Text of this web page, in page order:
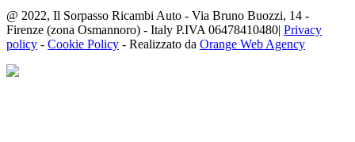
@ 2022, Il Sorpasso Ricambi Auto - Via Bruno Buozzi, 14 -
Firenze (zona Osmannoro) - Italy P.IVA 06478410480| Privacy
policy - Cookie Policy - Realizzato da Orange Web Agency